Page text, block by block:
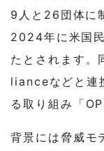
9人と26団体に
2024年に米国
たとされます
lianceなどと連
る取り組み「
背景には脅威モ